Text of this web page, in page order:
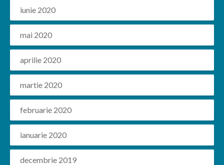
iunie 2020
mai 2020
aprilie 2020
martie 2020
februarie 2020
ianuarie 2020
decembrie 2019